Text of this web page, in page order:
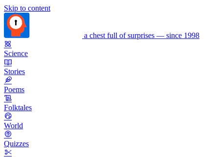
Skip to content
a chest full of surprises — since 1998
Science
Stories
Poems
Folktales
World
Quizzes